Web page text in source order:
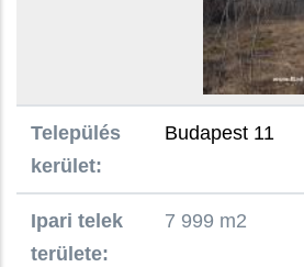
Település
kerület:
Budapest 11
Ipari telek
területe:
7 999 m2